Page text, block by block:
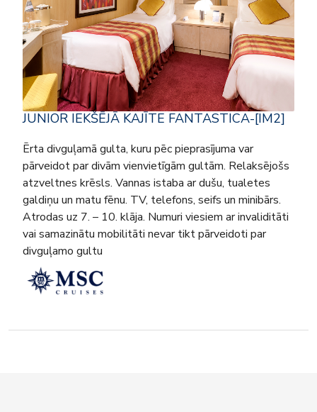
JUNIOR IEKŠĒJĀ KAJĪTE FANTASTICA-[IM2]
Ērta divguļamā gulta, kuru pēc pieprasījuma var
pārveidot par divām vienvietīgām gultām. Relaksējošs
atzveltnes krēsls. Vannas istaba ar dušu, tualetes
galdiņu un matu fēnu. TV, telefons, seifs un minibārs.
Atrodas uz 7. – 10. klāja. Numuri viesiem ar invaliditāti
vai samazinātu mobilitāti nevar tikt pārveidoti par
divguļamo gultu